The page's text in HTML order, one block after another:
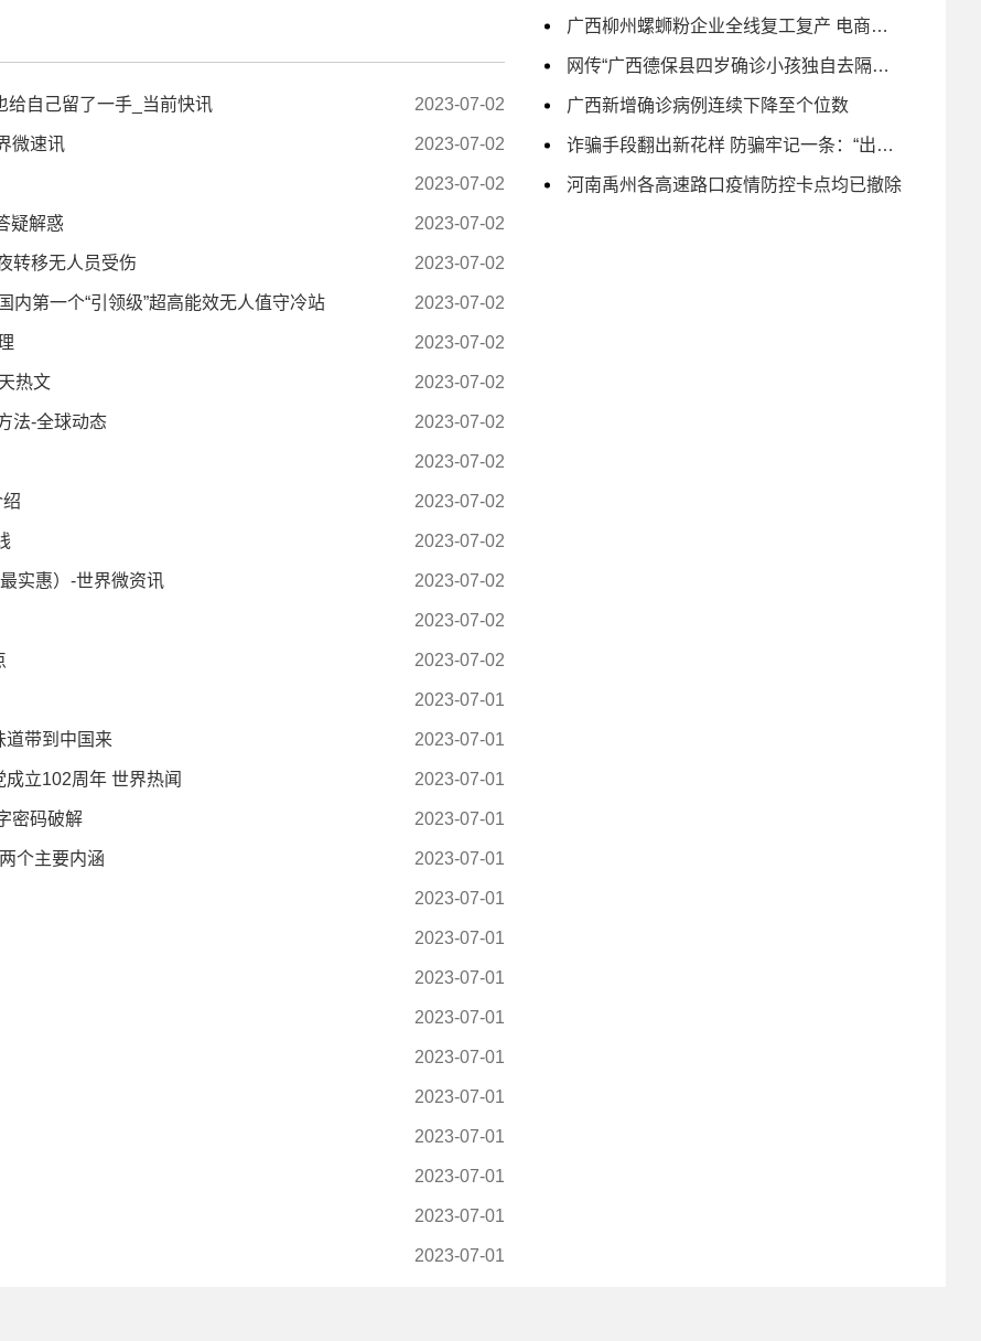
给自己留了一手_当前快讯 2023-07-02
微速讯 2023-07-02
2023-07-02
疑解惑 2023-07-02
转移无人员受伤 2023-07-02
第一个“引领级”超高能效无人值守冷站 2023-07-02
2023-07-02
热文 2023-07-02
法-全球动态 2023-07-02
2023-07-02
2023-07-02
2023-07-02
实惠）-世界微资讯 2023-07-02
2023-07-02
2023-07-02
2023-07-01
道带到中国来 2023-07-01
立102周年 世界热闻 2023-07-01
密码破解 2023-07-01
个主要内涵 2023-07-01
2023-07-01
2023-07-01
2023-07-01
2023-07-01
2023-07-01
2023-07-01
2023-07-01
2023-07-01
2023-07-01
2023-07-01
广西柳州螺蛳粉企业全线复工复产 电商主播日夜带货
网传“广西德保县四岁确诊小孩独自去隔离” 为不实信息
广西新增确诊病例连续下降至个位数
诈骗手段翻出新花样 防骗牢记一条：“出钱免谈”
河南禹州各高速路口疫情防控卡点均已撤除